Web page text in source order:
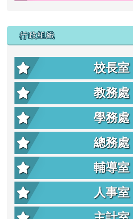
行政組織
校長室
教務處
學務處
總務處
輔導室
人事室